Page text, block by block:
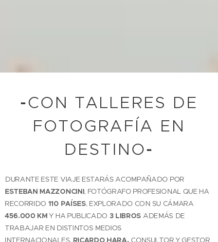
-CON TALLERES DE
FOTOGRAFÍA EN
DESTINO-
DURANTE ESTE VIAJE ESTARÁS ACOMPAÑADO POR
ESTEBAN MAZZONCINI, FOTÓGRAFO PROFESIONAL QUE HA
RECORRIDO 110 PAÍSES, EXPLORADO CON SU CÁMARA
456.000 KM Y HA PUBLICADO 3 LIBROS ADEMÁS DE
TRABAJAR EN DISTINTOS MEDIOS
INTERNACIONALES. RICARDO HARA, CONSULTOR Y GESTOR